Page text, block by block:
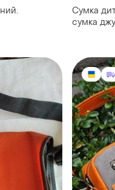
Сумка
сумка